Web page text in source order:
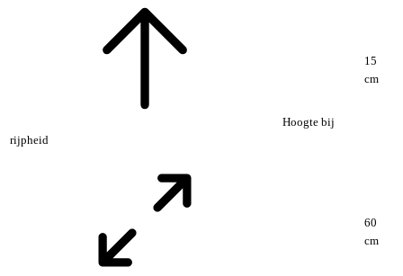
Hoogte bij
rijpheid
15
cm
60
cm